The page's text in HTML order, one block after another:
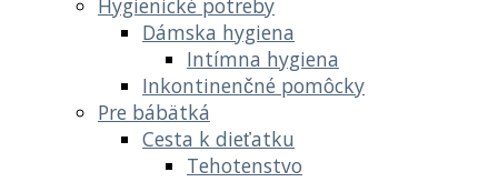
Hygienické potreby
Dámska hygiena
Intímna hygiena
Inkontinenčné pomôcky
Pre bábätká
Cesta k dieťatku
Tehotenstvo